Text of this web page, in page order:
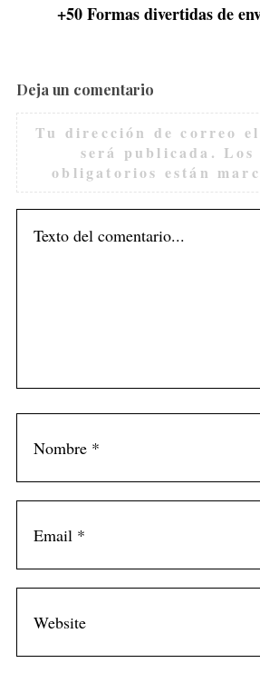
+50 Formas divertidas de
Deja un comentario
Tu dirección de correo
será publicada. Los
obligatorios están